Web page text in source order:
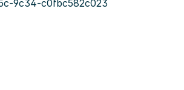
9c34-c0fbc582c023